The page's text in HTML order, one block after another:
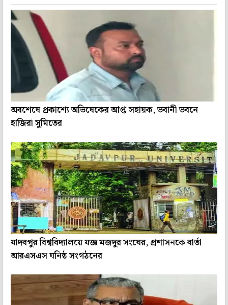
অবশেষে প্রকাশ্যে অভিষেকের আপ্ত সহায়ক, ভবানী ভবনে
হাজিরা সুমিতের
যাদবপুর বিশ্ববিদ্যালয়ে যজ্ঞ মজদুর সংঘের, প্রশাসনকে বার্তা
আরএসএস ঘনিষ্ঠ সংগঠনের